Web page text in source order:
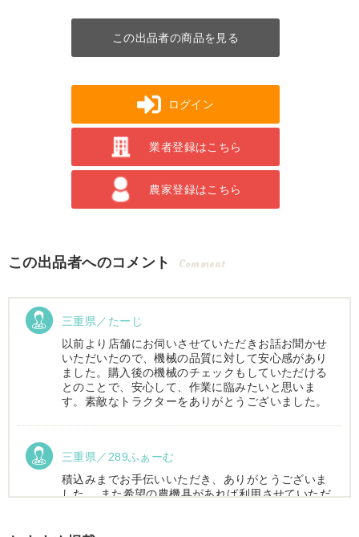
この出品者の商品を見る
ログイン
業者登録はこちら
農家登録はこちら
この出品者へのコメント Comment
三重県／たーじ
以前より店舗にお伺いさせていただきお話お聞かせ
いただいたので、機械の品質に対して安心感があり
ました。購入後の機械のチェックもしていただける
とのことで、安心して、作業に臨みたいと思いま
す。素敵なトラクターをありがとうございました。
三重県／289ふぁーむ
積込みまでお手伝いいただき、ありがとうございま
した。 また希望の農機具があれば利用させていただ